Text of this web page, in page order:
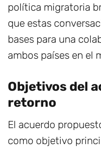
política migratoria
que estas
bases para una
ambos países en el
Objetivos del
retorno
El acuerdo
como objetivo